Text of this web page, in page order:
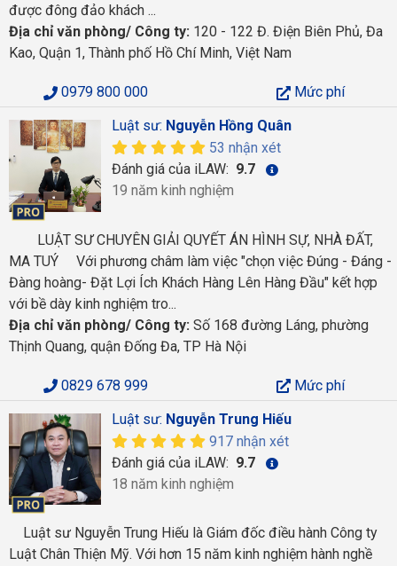
được đông đảo khách ...
Địa chỉ văn phòng/ Công ty: 120 - 122 Đ. Điện Biên Phủ, Đa
Kao, Quận 1, Thành phố Hồ Chí Minh, Việt Nam
0979 800 000
Mức phí
Luật sư: Nguyễn Hồng Quân
53 nhận xét
Đánh giá của iLAW: 9.7
19 năm kinh nghiệm
LUẬT SƯ CHUYÊN GIẢI QUYẾT ÁN HÌNH SỰ, NHÀ ĐẤT,
MA TUÝ Với phương châm làm việc "chọn việc Đúng - Đáng -
Đàng hoàng- Đặt Lợi Ích Khách Hàng Lên Hàng Đầu" kết hợp
với bề dày kinh nghiệm tro...
Địa chỉ văn phòng/ Công ty: Số 168 đường Láng, phường
Thịnh Quang, quận Đống Đa, TP Hà Nội
0829 678 999
Mức phí
Luật sư: Nguyễn Trung Hiếu
917 nhận xét
Đánh giá của iLAW: 9.7
18 năm kinh nghiệm
Luật sư Nguyễn Trung Hiếu là Giám đốc điều hành Công ty
Luật Chân Thiện Mỹ. Với hơn 15 năm kinh nghiệm hành nghề